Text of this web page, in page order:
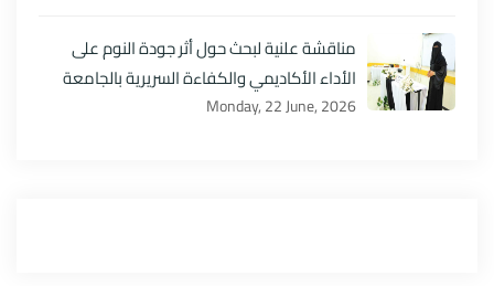
مناقشة علنية لبحث حول أثر جودة النوم على
الأداء الأكاديمي والكفاءة السريرية بالجامعة
Monday, 22 June, 2026